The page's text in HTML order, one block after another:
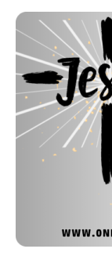
content